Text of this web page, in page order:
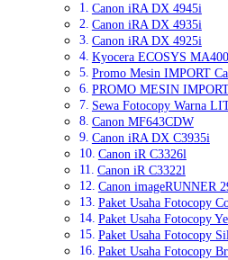
Canon iRA DX 4945i
Canon iRA DX 4935i
Canon iRA DX 4925i
Kyocera ECOSYS
Promo Mesin IMPORT
PROMO MESIN
Sewa Fotocopy Warna
Canon MF643CDW
Canon iRA DX C3935i
Canon iR C3326l
Canon iR C3322l
Canon imageRUNNER
Paket Usaha Fotocopy
Paket Usaha Fotocopy
Paket Usaha Fotocopy
Paket Usaha Fotocopy